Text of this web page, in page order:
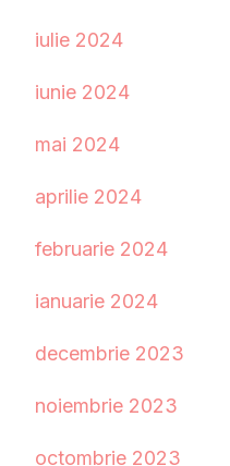
iulie 2024
iunie 2024
mai 2024
aprilie 2024
februarie 2024
ianuarie 2024
decembrie 2023
noiembrie 2023
octombrie 2023